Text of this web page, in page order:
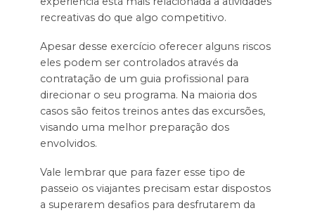
recreativas do que algo competitivo.
Apesar desse exercício oferecer alguns riscos
eles podem ser controlados através da
contratação de um guia profissional para
direcionar o seu programa. Na maioria dos
casos são feitos treinos antes das excursões,
visando uma melhor preparação dos
envolvidos.
Vale lembrar que para fazer esse tipo de
passeio os viajantes precisam estar dispostos
a superarem desafios para desfrutarem da